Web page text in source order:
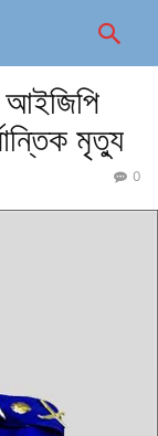
আইজিপি
মৃত্যু
0